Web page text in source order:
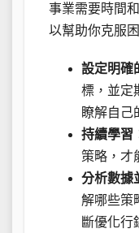
事業需要時間
以幫助你克服困
設定明確
標，並定
瞭解自己
持續學習
策略，才
分析數據
解哪些策
斷優化行